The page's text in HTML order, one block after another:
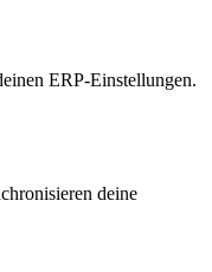
ERP-Einstellungen.
deine